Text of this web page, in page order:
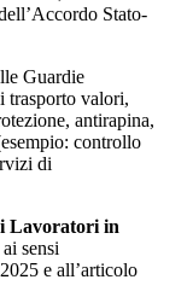
Stato-
Guardie
trasporto valori,
antirapina,
controllo
di
Lavoratori in
ai sensi
e all’articolo